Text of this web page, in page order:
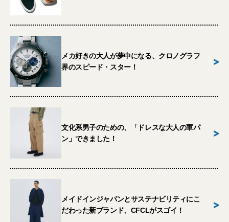
メカ好きの大人が夢中になる、クロノグラフ
界のスピード・スター！
>
文化系男子のための、「ドレスな大人の軍パ
ン」できました！
>
メイドインジャパンとサステナビリティにこ
だわった新ブランド、CFCLがスゴイ！
>